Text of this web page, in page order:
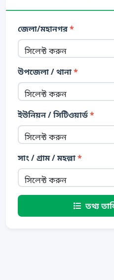
জেলা/মহানগর*
সিলেক্ট করুন
উপজেলা / থানা*
সিলেক্ট করুন
ইউনিয়ন / সিটিওয়ার্ড*
সিলেক্ট করুন
সাং / গ্রাম / মহল্লা*
সিলেক্ট করুন
তথ্য